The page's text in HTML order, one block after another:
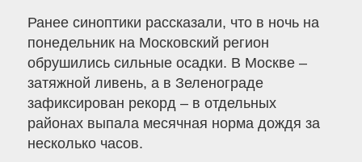
Ранее синоптики рассказали, что в ночь на
понедельник на Московский регион
обрушились сильные осадки. В Москве –
затяжной ливень, а в Зеленограде
зафиксирован рекорд – в отдельных
районах выпала месячная норма дождя за
несколько часов.